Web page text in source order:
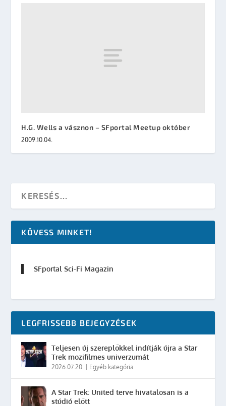
H.G. Wells a vásznon – SFportal Meetup október
2009.10.04.
KÖVESS MINKET!
SFportal Sci-Fi Magazin
LEGFRISSEBB BEJEGYZÉSEK
Teljesen új szereplőkkel indítják újra a Star
Trek mozifilmes univerzumát
2026.07.20. Egyéb kategória
A Star Trek: United terve hivatalosan is a
stúdió előtt